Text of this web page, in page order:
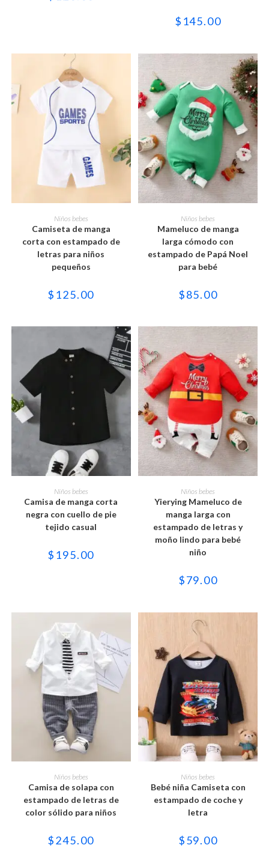
página
$ 145.00
SELECCIONAR OPCIONES
Este
producto
tiene
múltiples
variantes.
opciones
se
en
la
producto
Niños bebes
Camiseta de manga
corta con estampado de
letras para niños
pequeños
$ 125.00
SELECCIONAR OPCIONES
Este
producto
tiene
múltiples
variantes.
opciones
se
en
la
producto
Niños bebes
Mameluco de manga
larga cómodo con
estampado de Papá Noel
para bebé
$85.00
SELECCIONAR OPCIONES
Este
producto
tiene
múltiples
variantes.
opciones
elegir
Niños bebes
Camisa de manga corta
negra con cuello de pie
tejido casual
$ 195.00
SELECCIONAR OPCIONES
Este
producto
tiene
múltiples
variantes.
Las
opciones
se
pueden
elegir
página
Niños bebes
Yierying Mameluco de
manga larga con
estampado de letras y
moño lindo para bebé
niño
$79.00
SELECCIONAR OPCIONES
producto
tiene
múltiples
variantes.
opciones
elegir
Niños bebes
Camisa de solapa con
estampado de letras de
color sólido para niños
$245.00
SELECCIONAR OPCIONES
producto
tiene
múltiples
variantes.
opciones
elegir
Niños bebes
Bebé niña Camiseta con
estampado de coche y
letra
$59.00